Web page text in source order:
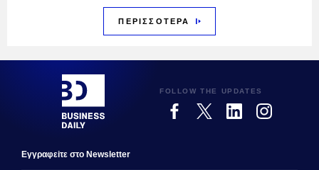
ΠΕΡΙΣΣΟΤΕΡΑ
FOLLOW THE UPDATES
Εγγραφεiτε στο Newsletter